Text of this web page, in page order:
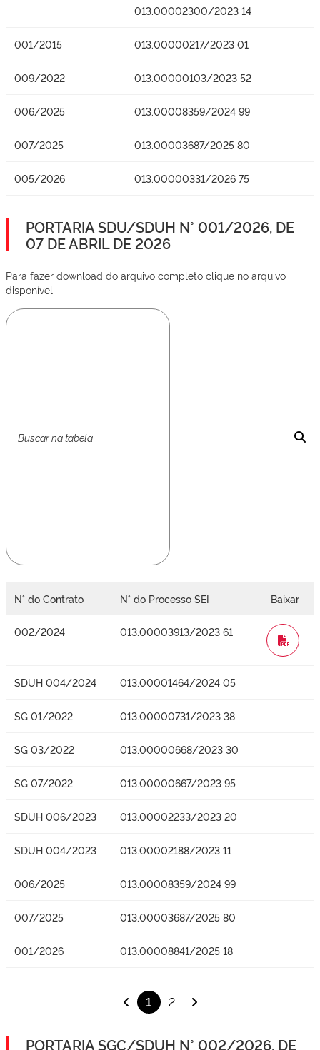
013.00002300/2023 14
001/2015 013.00000217/2023 01
009/2022 013.00000103/2023 52
006/2025 013.00008359/2024 99
007/2025 013.00003687/2025 80
005/2026 013.00000331/2026 75
PORTARIA SDU/SDUH N° 001/2026, DE
07 DE ABRIL DE 2026
Para fazer download do arquivo completo clique no arquivo
disponível
N° do Contrato N° do Processo SEI Baixar
002/2024 013.00003913/2023 61
WORD
SDUH 004/2024 013.00001464/2024 05
SG 01/2022 013.00000731/2023 38
SG 03/2022 013.00000668/2023 30
SG 07/2022 013.00000667/2023 95
SDUH 006/2023 013.00002233/2023 20
SDUH 004/2023 013.00002188/2023 11
006/2025 013.00008359/2024 99
007/2025 013.00003687/2025 80
001/2026 013.00008841/2025 18
1 2
PORTARIA SGC/SDUH N° 002/2026, DE